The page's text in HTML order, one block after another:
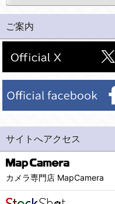
(2)法令等により開示を求め
５．ご本人が容易に知覚でき
ご案内
サイトへアクセス
カメラ専門店 MapCamera